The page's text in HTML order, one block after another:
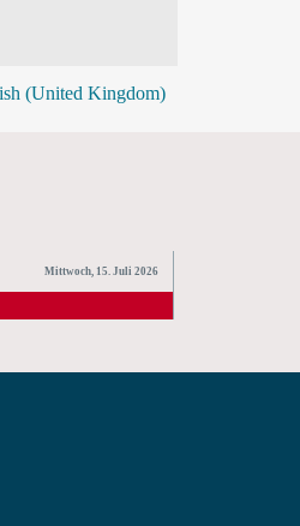
Mittwoch, 15. Juli 2026